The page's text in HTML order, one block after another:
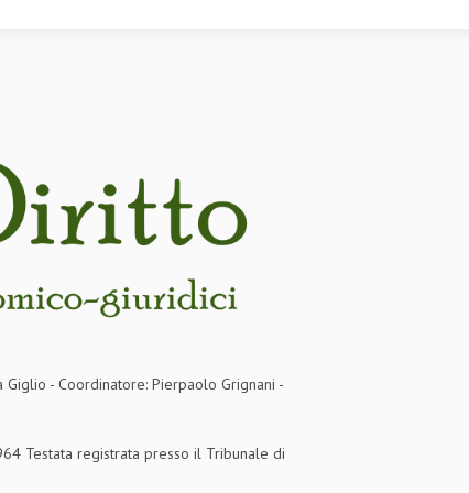
- Coordinatore: Pierpaolo Grignani -
Testata registrata presso il Tribunale di